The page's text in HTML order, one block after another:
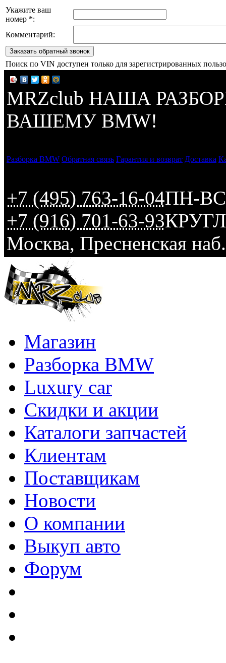
Укажите ваш
номер *:
Комментарий:
Заказать обратный звонок
Поиск по VIN доступен только для зарегистрированных
MRZclub НАША
ВАШЕМУ BMW!
Разборка BMW Обратная связь Гарантия и возврат Доставка
+7 (495) 763-16-04ПН-ВС
+7 (916) 701-63-93
Москва, Пресненская
Магазин
Разборка BMW
Luxury car
Скидки и акции
Каталоги запчастей
Клиентам
Поставщикам
Новости
О компании
Выкуп авто
Форум